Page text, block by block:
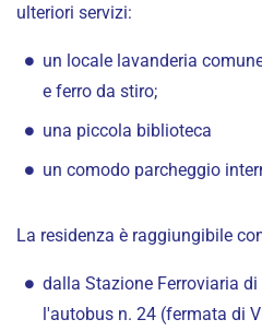
ulteriori servizi:
un locale lavanderia
e ferro da stiro;
una piccola biblioteca
un comodo parcheggio
La residenza è raggiungibile
dalla Stazione Ferroviaria
l'autobus n. 24 (fermata di